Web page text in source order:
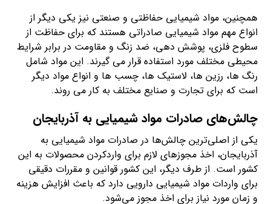
همچنین، مواد شیمیایی حفاظتی و صنعتی نیز یکی دیگر از
انواع مهم مواد شیمیایی صادراتی هستند که برای حفاظت از
سطوح فلزی، پوشش دهی، ضد زنگ و مقاومت در برابر شرایط
محیطی مختلف مورد استفاده قرار می گیرند. این مواد شامل
رنگ ها، رزین ها، لاستیک ها، چسب ها و انواع مواد دیگر
است که برای تجارت و صنایع مختلف به کار می روند.
چالش‌های صادرات مواد شیمیایی به آذربایجان
یکی از اصلی‌ترین چالش‌ها در صادرات مواد شیمیایی به
آذربایجان، اخذ مجوزهای لازم برای واردکردن محصولات به این
کشور است. از طرف دیگر، این کشور قوانین و مقررات دقیقی
برای واردات مواد شیمیایی دارویی دارد که باعث افزایش هزینه
و زمان مورد نیاز برای اخذ مجوز می‌شود.